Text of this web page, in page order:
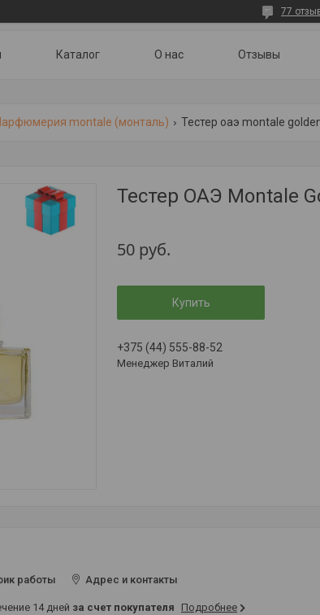
77
Каталог О нас Отзывы
montale (монталь) Тестер оаэ montale
Тестер ОАЭ Montale
50 руб.
Купить
+375 (44) 555-88-52
Менеджер Виталий
работы Адрес и контакты
14 дней за счет покупателя Подробнее